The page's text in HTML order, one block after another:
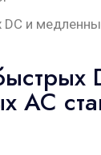
и
АС